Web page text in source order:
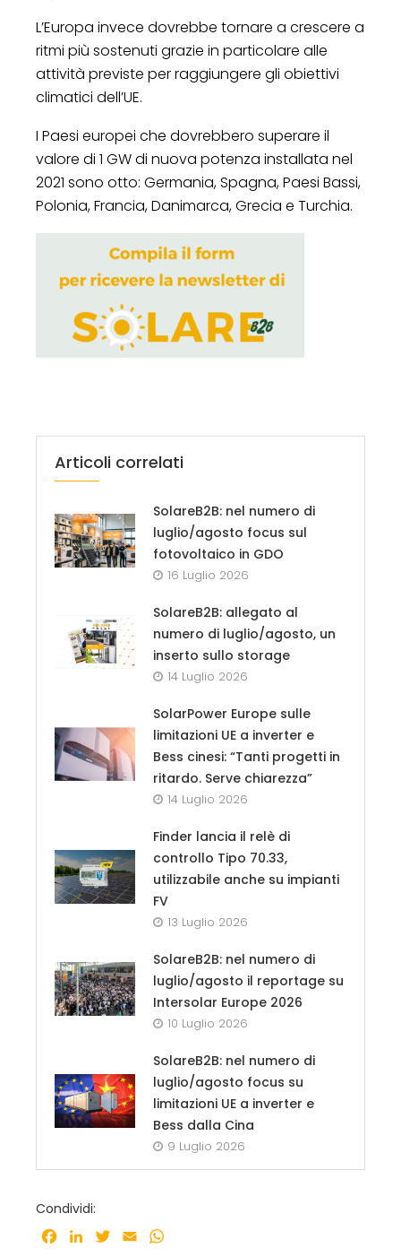
L’Europa invece dovrebbe tornare a crescere a
ritmi più sostenuti grazie in particolare alle
attività previste per raggiungere gli obiettivi
climatici dell’UE.
I Paesi europei che dovrebbero superare il
valore di 1 GW di nuova potenza installata nel
2021 sono otto: Germania, Spagna, Paesi Bassi,
Polonia, Francia, Danimarca, Grecia e Turchia.
Articoli correlati
SolareB2B: nel numero di
luglio/agosto focus sul
fotovoltaico in GDO
16 Luglio 2026
SolareB2B: allegato al
numero di luglio/agosto, un
inserto sullo storage
14 Luglio 2026
SolarPower Europe sulle
limitazioni UE a inverter e
Bess cinesi: “Tanti progetti in
ritardo. Serve chiarezza”
14 Luglio 2026
Finder lancia il relè di
controllo Tipo 70.33,
utilizzabile anche su impianti
FV
13 Luglio 2026
SolareB2B: nel numero di
luglio/agosto il reportage su
Intersolar Europe 2026
10 Luglio 2026
SolareB2B: nel numero di
luglio/agosto focus su
limitazioni UE a inverter e
Bess dalla Cina
9 Luglio 2026
Condividi:
Facebook
LinkedInTwitter
Email